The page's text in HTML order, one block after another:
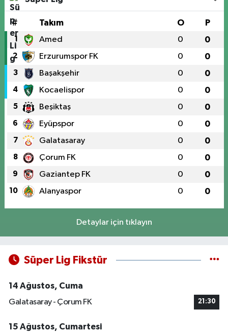
# Takım O P
1 Amed 0 0
2 Erzurumspor FK 0 0
3 Başakşehir 0 0
4 Kocaelispor 0 0
5 Beşiktaş 0 0
6 Eyüpspor 0 0
7 Galatasaray 0 0
8 Çorum FK 0 0
9 Gaziantep FK 0 0
10 Alanyaspor 0 0
Detaylar için tıklayın
Süper Lig Fikstür
14 Ağustos, Cuma
Galatasaray - Çorum FK
21:30
15 Ağustos, Cumartesi